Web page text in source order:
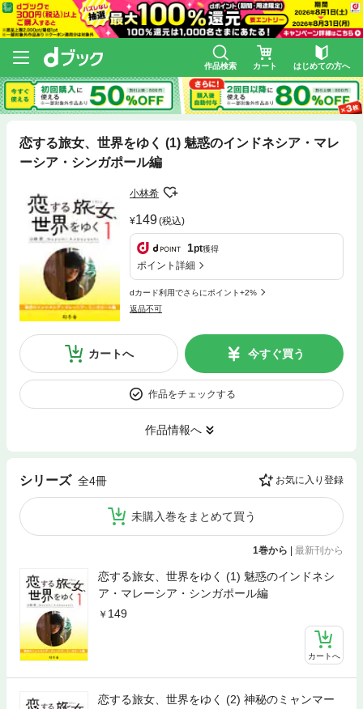
作品検索 カート はじめての方へ
恋する旅女、世界をゆく (1) 魅惑のインドネシア・マレ
ーシア・シンガポール編
小林希
149(税込)
1pt獲得
ポイント詳細
dカード利用でさらにポイント+2%
返品不可
カートへ 今すぐ買う
作品をチェックする
作品情報へ
シリーズ 全4冊 お気に入り登録
未購入巻をまとめて買う
1巻から 最新刊から
恋する旅女、世界をゆく (1) 魅惑のインドネシ
ア・マレーシア・シンガポール編
149
カートへ
恋する旅女、世界をゆく (2) 神秘のミャンマー